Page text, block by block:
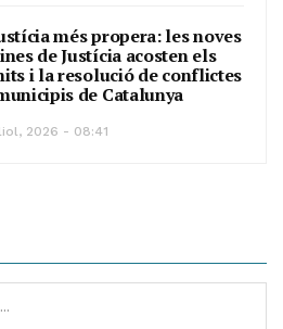
més propera: les noves
de Justícia acosten els
i la resolució de conflictes
de Catalunya
2026 - 08:41